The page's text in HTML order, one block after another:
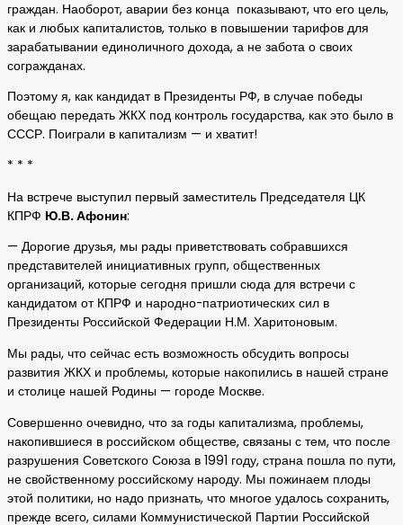
граждан. Наоборот, аварии без конца показывают, что его цель,
как и любых капиталистов, только в повышении тарифов для
зарабатывании единоличного дохода, а не забота о своих
согражданах.
Поэтому я, как кандидат в Президенты РФ, в случае победы
обещаю передать ЖКХ под контроль государства, как это было в
СССР. Поиграли в капитализм — и хватит!
* * *
На встрече выступил первый заместитель Председателя ЦК
КПРФ Ю.В. Афонин:
— Дорогие друзья, мы рады приветствовать собравшихся
представителей инициативных групп, общественных
организаций, которые сегодня пришли сюда для встречи с
кандидатом от КПРФ и народно-патриотических сил в
Президенты Российской Федерации Н.М. Харитоновым.
Мы рады, что сейчас есть возможность обсудить вопросы
развития ЖКХ и проблемы, которые накопились в нашей стране
и столице нашей Родины — городе Москве.
Совершенно очевидно, что за годы капитализма, проблемы,
накопившиеся в российском обществе, связаны с тем, что после
разрушения Советского Союза в 1991 году, страна пошла по пути,
не свойственному российскому народу. Мы пожинаем плоды
этой политики, но надо признать, что многое удалось сохранить,
прежде всего, силами Коммунистической Партии Российской